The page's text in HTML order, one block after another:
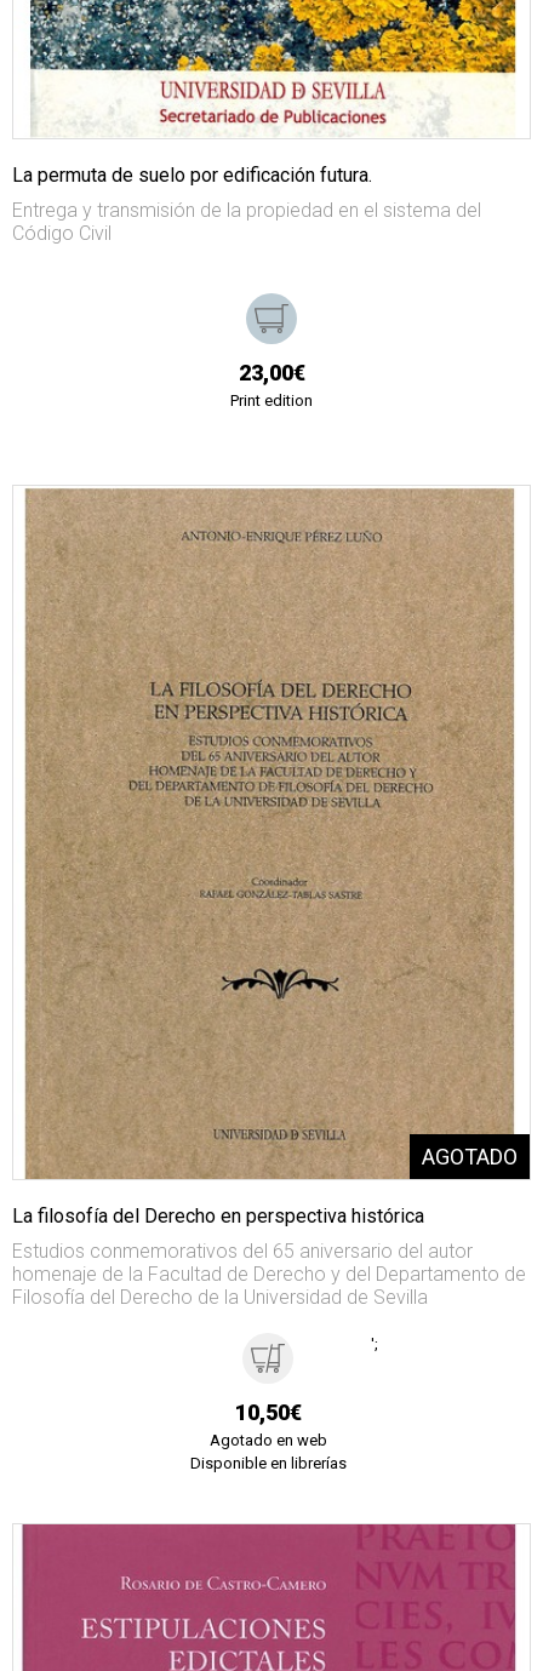
La permuta de suelo por edificación futura.
Entrega y transmisión de la propiedad en el sistema del
Código Civil
23,00€
Print edition
La filosofía del Derecho en perspectiva histórica
Estudios conmemorativos del 65 aniversario del autor
homenaje de la Facultad de Derecho y del Departamento de
Filosofía del Derecho de la Universidad de Sevilla
10,50€
Agotado en web
Disponible en librerías
';